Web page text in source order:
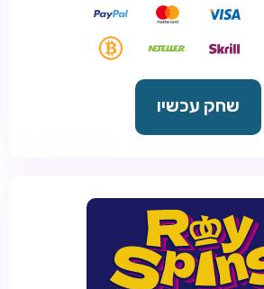
שחק עכשיו